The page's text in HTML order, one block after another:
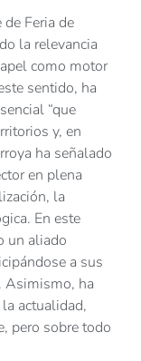
Feria de
la relevancia
como motor
sentido, ha
“que
y, en
ha señalado
en plena
la
En este
un aliado
a sus
Asimismo, ha
actualidad,
pero sobre todo